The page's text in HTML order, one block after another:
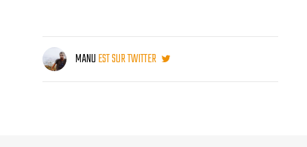
MANUEST SUR TWITTER